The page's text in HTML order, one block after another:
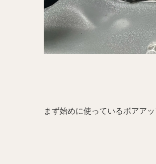
まず始めに使っているボアア